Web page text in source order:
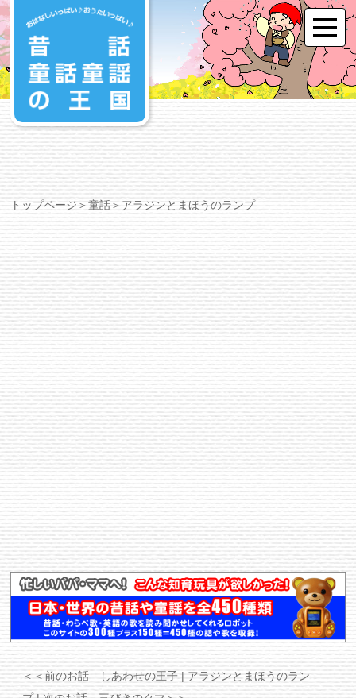
トップページ＞童話＞アラジンとまほうのランプ
＜＜前のお話 しあわせの王子| アラジンとまほうのラン